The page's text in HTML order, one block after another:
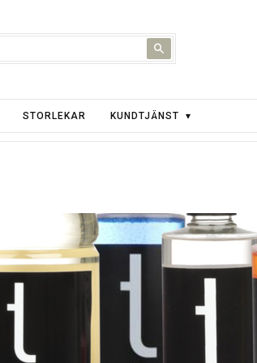
STORLEKAR KUNDTJÄNST